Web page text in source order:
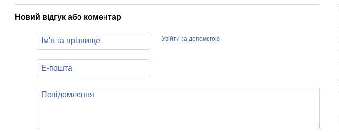
Новий відгук або коментар
Увійти за допомогою